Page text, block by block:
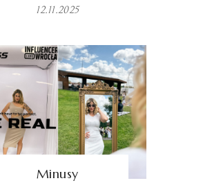
12.11.2025
Minusy